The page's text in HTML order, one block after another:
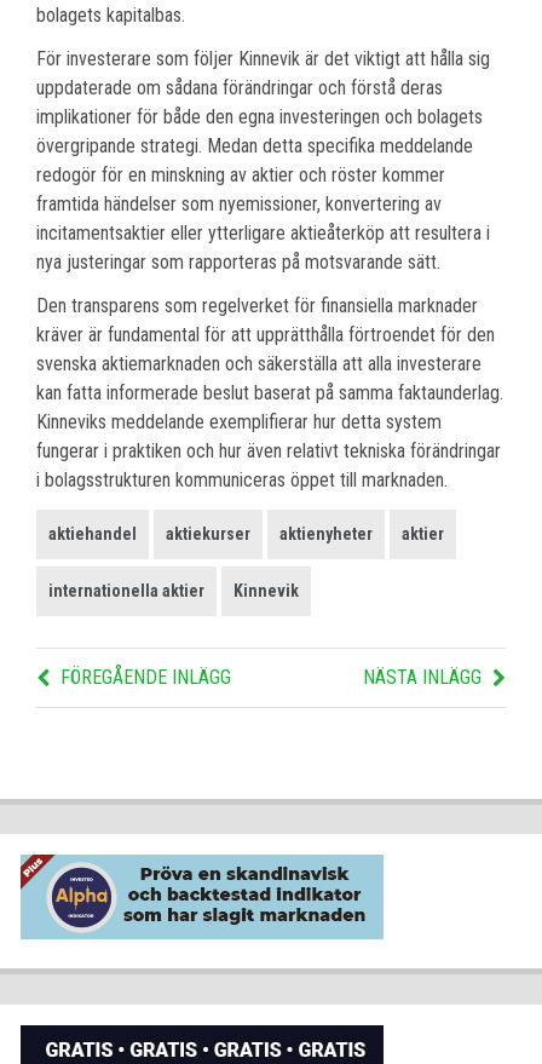
bolagets kapitalbas.
För investerare som följer Kinnevik är det viktigt att hålla sig
uppdaterade om sådana förändringar och förstå deras
implikationer för både den egna investeringen och bolagets
övergripande strategi. Medan detta specifika meddelande
redogör för en minskning av aktier och röster kommer
framtida händelser som nyemissioner, konvertering av
incitamentsaktier eller ytterligare aktieåterköp att resultera i
nya justeringar som rapporteras på motsvarande sätt.
Den transparens som regelverket för finansiella marknader
kräver är fundamental för att upprätthålla förtroendet för den
svenska aktiemarknaden och säkerställa att alla investerare
kan fatta informerade beslut baserat på samma faktaunderlag.
Kinneviks meddelande exemplifierar hur detta system
fungerar i praktiken och hur även relativt tekniska förändringar
i bolagsstrukturen kommuniceras öppet till marknaden.
aktiehandel aktiekurser aktienyheter aktier
internationella aktier Kinnevik
FÖREGÅENDE INLÄGG NÄSTA INLÄGG